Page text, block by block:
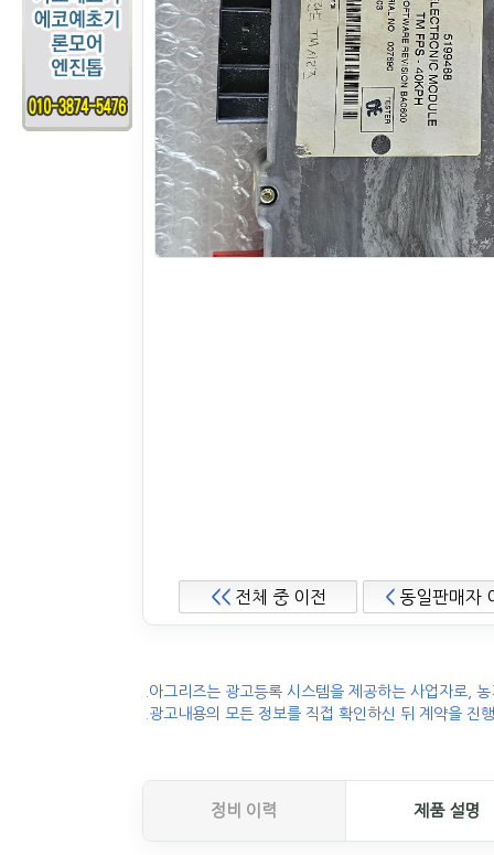
<<전체 중 이전 < 동일판매자
.아그리즈는 광고등록 시스템을 제공하는 사업자로,
.광고내용의 모든 정보를 직접 확인하신 뒤 계약을 진
정비 이력 제품 설명